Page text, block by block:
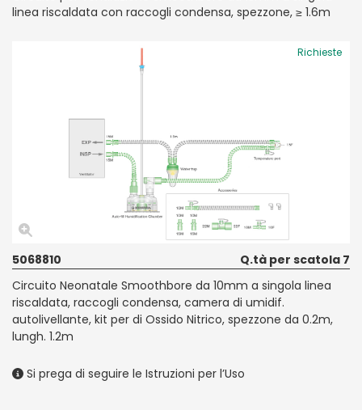
linea riscaldata con raccogli condensa, spezzone, ≥ 1.6m
Richieste
5068810
Q.tà per scatola 7
Circuito Neonatale Smoothbore da 10mm a singola linea
riscaldata, raccogli condensa, camera di umidif.
autolivellante, kit per di Ossido Nitrico, spezzone da 0.2m,
lungh. 1.2m
Si prega di seguire le Istruzioni per l’Uso